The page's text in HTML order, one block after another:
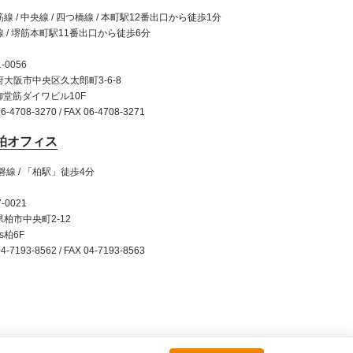
線 / 中央線 / 四つ橋線 / 本町駅12番出口から徒歩1分
/ 堺筋本町駅11番出口から徒歩6分
0056
大阪市中央区久太郎町3-6-8
堂筋ダイワビル10F
4708-3270 / FAX 06-4708-3271
オフィス
線 / 「柏駅」徒歩4分
0021
柏市中央町2-12
柏6F
7193-8562 / FAX 04-7193-8563